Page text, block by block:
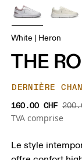
White | Heron
THE
DERNIÈRE
160.00 CHF
TVA comprise
Le style